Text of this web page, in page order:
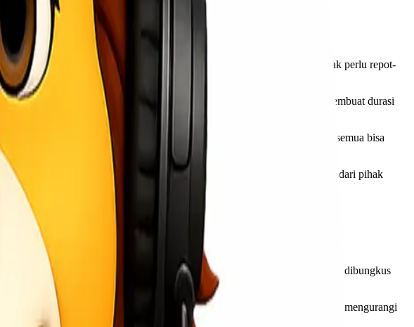
keunggulannya adalah kemudahan dalam proses pengiriman. Anda tidak perlu repot-
datang langsung ke lokasi Anda.
secara terintegrasi. Penjemputan dan pengantaran yang langsung membuat durasi
sesuai kebutuhan pelanggan. Mulai dari pengiriman reguler hingga kilat, semua bisa
bisa memantau posisi paket kapan saja tanpa harus menunggu informasi dari pihak
kebutuhan kiriman Anda.
jadwal yang telah disepakati. Mereka akan memastikan semua paket dibungkus
ada kerusakan dan alamat tujuan sudah benar. Prosedur ini membantu mengurangi